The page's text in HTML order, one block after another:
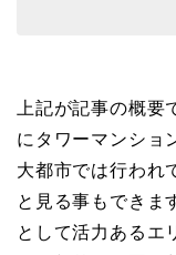
上記が記事の概
にタワーマンショ
大都市では行われ
と見る事もできま
として活力あるエ